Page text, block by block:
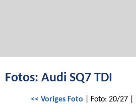
Fotos: Audi SQ7 TDI
<< Voriges Foto | Foto: 20/27 |